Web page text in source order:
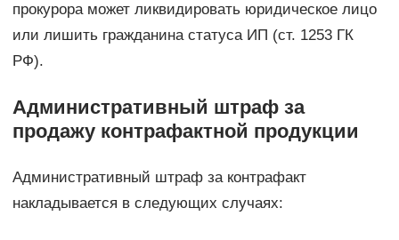
прокурора может ликвидировать юридическое лицо
или лишить гражданина статуса ИП (ст. 1253 ГК
РФ).
Административный штраф за
продажу контрафактной продукции
Административный штраф за контрафакт
накладывается в следующих случаях: